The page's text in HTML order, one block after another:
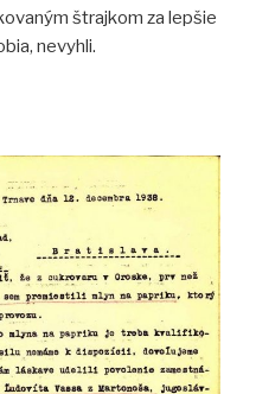
štrajkom za lepšie
nevyhli.